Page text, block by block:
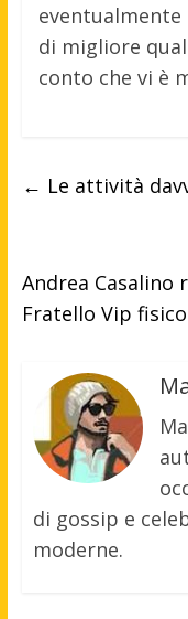
di migliore
conto che vi è
← Le attività
Andrea Casalino
Fratello Vip
di gossip e
moderne.